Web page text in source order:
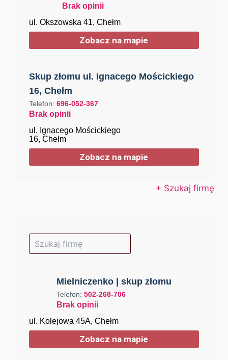
Brak opinii
ul. Okszowska 41, Chełm
Zobacz na mapie
Skup złomu ul. Ignacego Mościckiego
16, Chełm
Telefon: 696-052-367
Brak opinii
ul. Ignacego Mościckiego
16, Chełm
Zobacz na mapie
+ Szukaj firmę
Mielniczenko | skup złomu
Telefon: 502-268-706
Brak opinii
ul. Kolejowa 45A, Chełm
Zobacz na mapie